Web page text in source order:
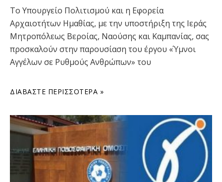
Το Υπουργείο Πολιτισμού και η Εφορεία
Αρχαιοτήτων Ημαθίας, με την υποστήριξη της Ιεράς
Μητροπόλεως Βεροίας, Ναούσης και Καμπανίας, σας
προσκαλούν στην παρουσίαση του έργου «Ύμνοι
Αγγέλων σε Ρυθμούς Ανθρώπων» του
ΔΙΑΒΆΣΤΕ ΠΕΡΙΣΣΌΤΕΡΑ »